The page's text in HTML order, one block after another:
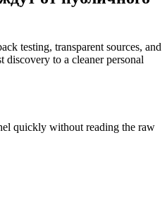
testing, transparent sources, and
to a cleaner personal
quickly without reading the raw